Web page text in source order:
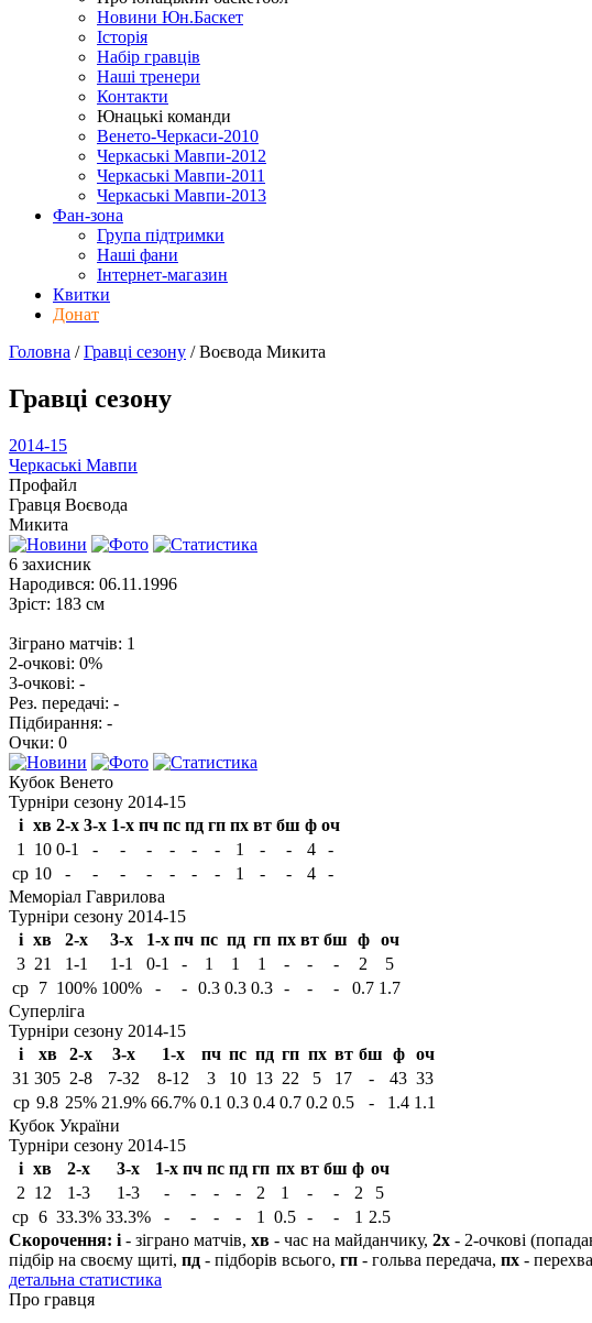
Новини Юн.Баскет
Історія
Набір гравців
Наші тренери
Контакти
Юнацькі команди
Венето-Черкаси-2010
Черкаські Мавпи-2012
Черкаські Мавпи-2011
Черкаські Мавпи-2013
Фан-зона
Група підтримки
Наші фани
Інтернет-магазин
Квитки
Донат
Головна /Гравці сезону /Воєвода Микита
Гравці сезону
2014-15
Черкаські Мавпи
Профайл
Гравця Воєвода
Микита
6 захисник
Народився: 06.11.1996
Зріст: 183 см
Зіграно матчів: 1
2-очкові: 0%
3-очкові: -
Рез. передачі: -
Підбирання: -
Очки: 0
Кубок Венето
Турніри сезону 2014-15
і хв 2-х 3-х 1-х пч пс пд гп пх вт бш ф оч
1
10 0-1 - - - - - - 1 - - 4
-
ср 10 - - - - - - - 1 - - 4
-
Меморіал Гаврилова
Турніри сезону 2014-15
і хв 2-х 3-х 1-х пч пс пд гп пх вт бш ф
оч
3 21 1-1 1-1 0-1 - 1 1 1 - - - 2
5
ср 7 100% 100% - - 0.3 0.3 0.3 - - - 0.7 1.7
Суперліга
Турніри сезону 2014-15
і
хв 2-х 3-х 1-х пч пс пд гп пх вт бш ф
оч
31 305 2-8 7-32 8-12 3 10 13 22 5 17 - 43 33
ср 9.8 25% 21.9% 66.7% 0.1 0.3 0.4 0.7 0.2 0.5 - 1.4 1.1
Кубок України
Турніри сезону 2014-15
і хв 2-х 3-х 1-х пч пс пд гп пх вт бш ф оч
2 12 1-3 1-3 - - - - 2 1 - - 2
5
ср 6 33.3% 33.3% - - - - 1 0.5 - - 1 2.5
Скорочення: і - зіграно матчів, хв - час на майданчику, 2х - 2-очкові
підбір на своєму щиті, пд - підборів всього, гп - гольва передача, пх -
детальна статистика
Про гравця